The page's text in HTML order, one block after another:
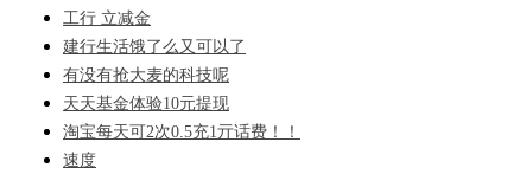
工行 立减金
建行生活饿了么又可以了
有没有抢大麦的科技呢
天天基金体验10元提现
淘宝每天可2次0.5充1亓话费！！
速度